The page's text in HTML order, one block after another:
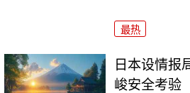
最热
日本设情报
峻安全考验